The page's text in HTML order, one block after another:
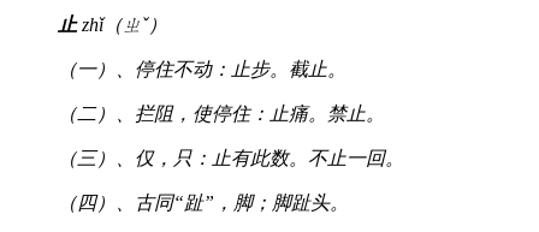
止zhǐ（ㄓˇ）
（一）、停住不动：止步。截止。
（二）、拦阻，使停住：止痛。禁止。
（三）、仅，只：止有此数。不止一回。
（四）、古同“趾”，脚；脚趾头。